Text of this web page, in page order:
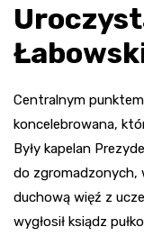
Centralnym
koncelebrowana,
Były kapelan
do zgromadzonych,
duchową więź z
wygłosił ksiądz